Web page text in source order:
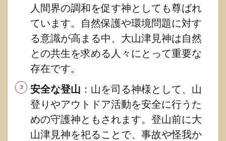
見神
(オオ
ヤマ
ツ
ミ)】
と
は。
人間界の調和を促す神としても尊ばれ
ています。自然保護や環境問題に対す
る意識が高まる中、大山津見神は自然
との共生を求める人々にとって重要な
存在です。
安全な登山 ：山を司る神様として、山
登りやアウトドア活動を安全に行うた
めの守護神ともされます。登山前に大
山津見神を祀ることで、事故や怪我か